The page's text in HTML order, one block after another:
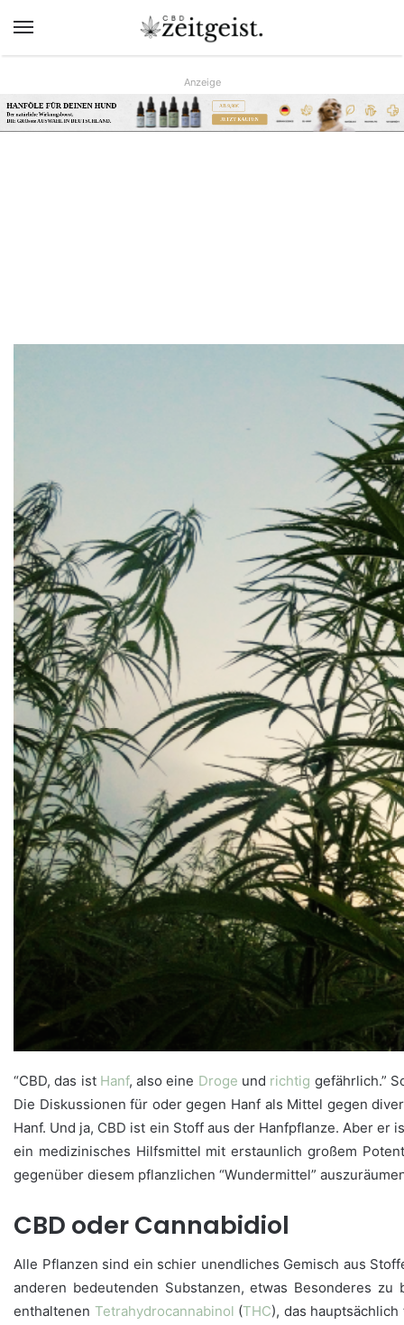
Menü
Anzeige
HANFÖLE FÜR DEINEN HUND
Der natürliche Wirkungsboost.
DIE GRÖsste AUSWAHL IN DEUTSCHLAND.
AB 9,90€
JETZT KAUFEN
www.hunreys.de
“CBD, das ist Hanf, also eine Droge und richtig gefährlich.”
Die Diskussionen für oder gegen Hanf als Mittel gegen
Hanf. Und ja, CBD ist ein Stoff aus der Hanfpflanze. Aber
ein medizinisches Hilfsmittel mit erstaunlich großem
gegenüber diesem pflanzlichen “Wundermittel”
CBD oder Cannabidiol
Alle Pflanzen sind ein schier unendliches Gemisch aus
anderen bedeutenden Substanzen, etwas Besonderes
enthaltenen Tetrahydrocannabinol (THC), das